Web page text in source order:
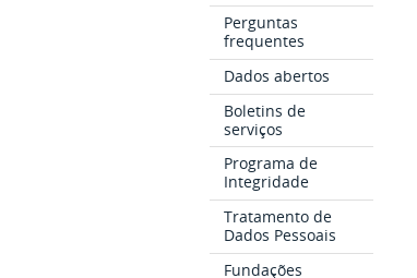
Perguntas
frequentes
Dados abertos
Boletins de
serviços
Programa de
Integridade
Tratamento de
Dados Pessoais
Fundações